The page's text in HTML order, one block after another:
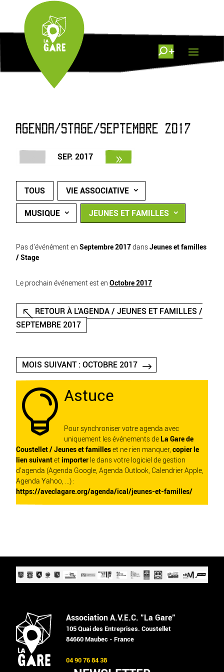
AGENDA/STAGE/SEPTEMBRE 2017
SEP. 2017
TOUS VIE ASSOCIATIVE
MUSIQUE JEUNES ET FAMILLES
Pas d'événément en Septembre 2017dansJeunes et familles
/ Stage
Le prochain événement est en Octobre 2017
RETOUR À L'AGENDA / JEUNES ET FAMILLES /
SEPTEMBRE 2017
MOIS SUIVANT : OCTOBRE 2017
 Astuce
Pour synchroniser votre agenda avec
uniquement les événements de La Gare de
Coustellet / Jeunes et familleset ne rien manquer, copier le
lien suivantet importer le dans votre logiciel de gestion
d'agenda (Agenda Google, Agenda Outlook, Calendrier Apple,
Agenda Yahoo, ...) :
https://aveclagare.org/agenda/ical/jeunes-et-familles/
Association A.V.E.C. "La Gare"
105 Quai des Entreprises. Coustellet
84660 Maubec - France
04 90 76 84 38